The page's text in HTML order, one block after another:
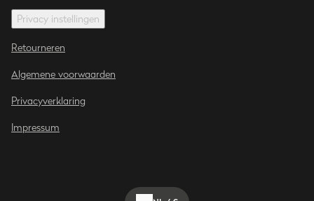
Privacy instellingen
Retourneren
Algemene voorwaarden
Privacyverklaring
Impressum